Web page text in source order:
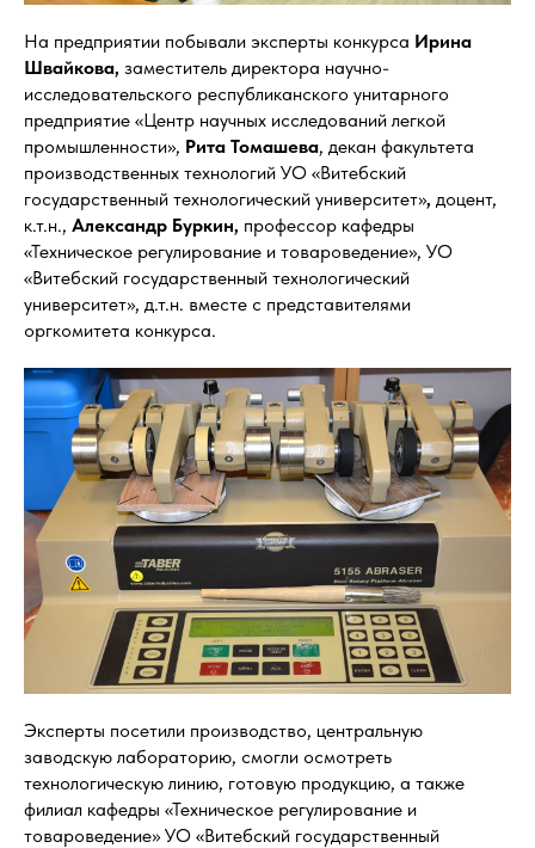
На предприятии побывали эксперты конкурса Ирина
Швайкова, заместитель директора научно-
исследовательского республиканского унитарного
предприятие «Центр научных исследований легкой
промышленности», Рита Томашева, декан факультета
производственных технологий УО «Витебский
государственный технологический университет», доцент,
к.т.н., Александр Буркин, профессор кафедры
«Техническое регулирование и товароведение», УО
«Витебский государственный технологический
университет», д.т.н. вместе с представителями
оргкомитета конкурса.
Эксперты посетили производство, центральную
заводскую лабораторию, смогли осмотреть
технологическую линию, готовую продукцию, а также
филиал кафедры «Техническое регулирование и
товароведение» УО «Витебский государственный